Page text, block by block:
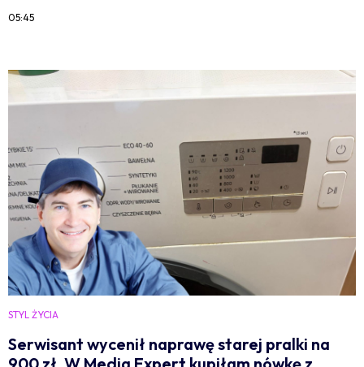
05:45
STYL ŻYCIA
Serwisant wycenił naprawę starej pralki na